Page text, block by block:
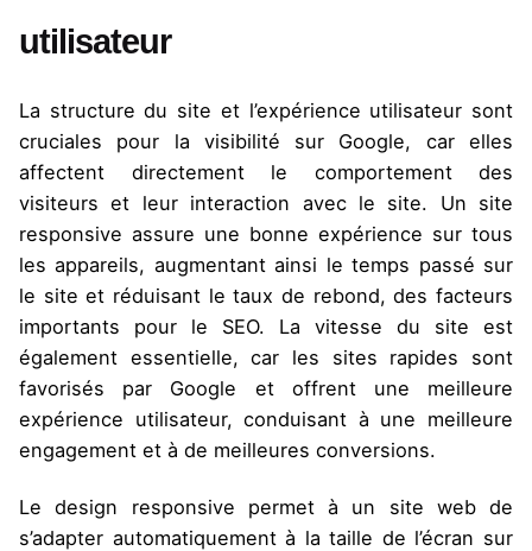
utilisateur
La structure du site et l’expérience utilisateur sont
cruciales pour la visibilité sur Google, car elles
affectent directement le comportement des
visiteurs et leur interaction avec le site. Un site
responsive assure une bonne expérience sur tous
les appareils, augmentant ainsi le temps passé sur
le site et réduisant le taux de rebond, des facteurs
importants pour le SEO. La vitesse du site est
également essentielle, car les sites rapides sont
favorisés par Google et offrent une meilleure
expérience utilisateur, conduisant à une meilleure
engagement et à de meilleures conversions.
Le design responsive permet à un site web de
s’adapter automatiquement à la taille de l’écran sur